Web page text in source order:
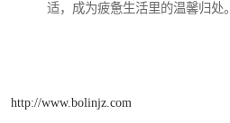
适，成为疲惫生活里的温馨归处。
http://www.bolinjz.com